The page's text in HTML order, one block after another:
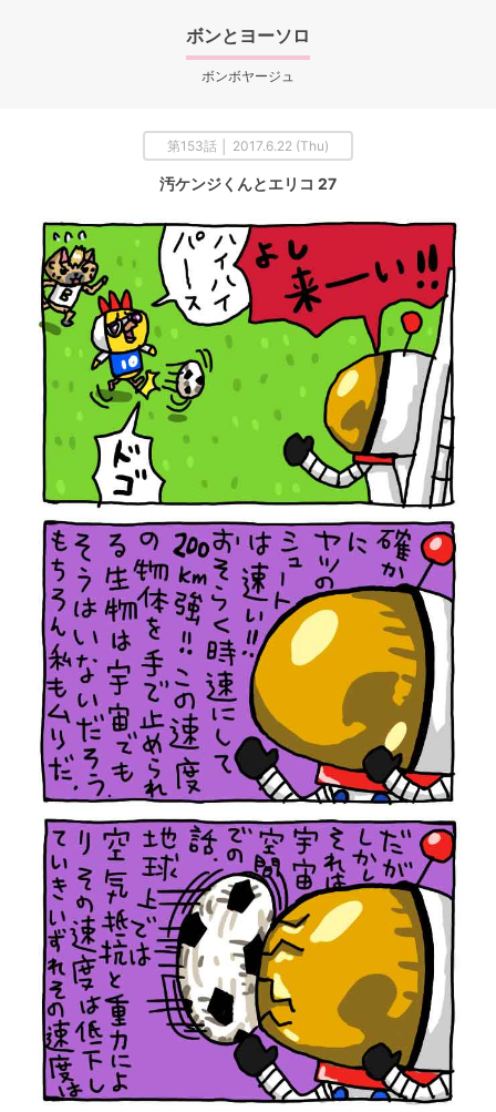
ボンとヨーソロ
ボンボヤージュ
第153話 │ 2017.6.22 (Thu)
汚ケンジくんとエリコ 27